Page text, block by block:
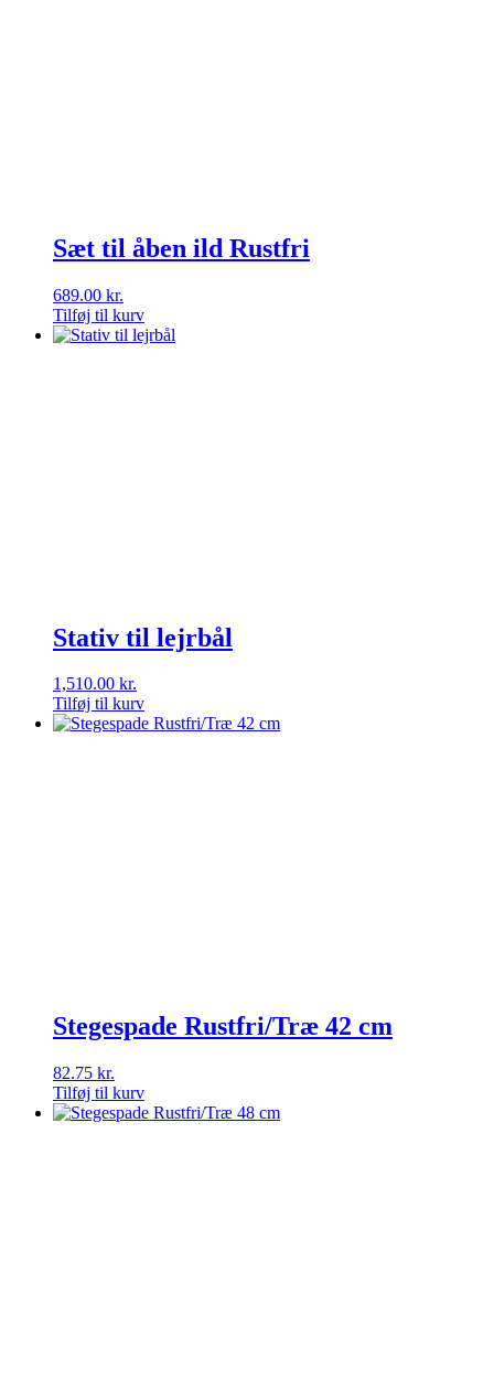
Sæt til åben ild Rustfri
689.00 kr.
Tilføj til kurv
Stativ til lejrbål
1,510.00 kr.
Tilføj til kurv
Stegespade Rustfri/Træ 42 cm
82.75 kr.
Tilføj til kurv